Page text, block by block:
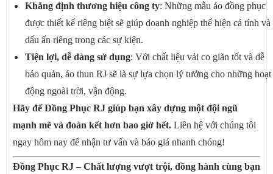
Khẳng định thương hiệu công ty: Những mẫu áo đồng phục
được thiết kế riêng biệt sẽ giúp doanh nghiệp thể hiện cá tính và
dấu ấn riêng trong các sự kiện.
Tiện lợi, dễ dàng sử dụng: Với chất liệu vải co giãn tốt và dễ
bảo quản, áo thun RJ sẽ là sự lựa chọn lý tưởng cho những hoạt
động ngoài trời, vận động.
Hãy để Đồng Phục RJ giúp bạn xây dựng một đội ngũ
mạnh mẽ và đoàn kết hơn bao giờ hết. Liên hệ với chúng tôi
ngay hôm nay để nhận tư vấn và báo giá nhanh chóng!
Đồng Phục RJ – Chất lượng vượt trội, đồng hành cùng bạn